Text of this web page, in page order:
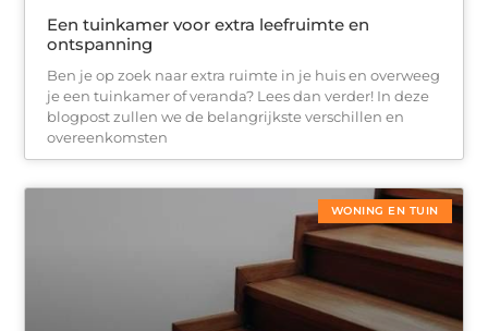
Een tuinkamer voor extra leefruimte en
ontspanning
Ben je op zoek naar extra ruimte in je huis en overweeg
je een tuinkamer of veranda? Lees dan verder! In deze
blogpost zullen we de belangrijkste verschillen en
overeenkomsten
WONING EN TUIN